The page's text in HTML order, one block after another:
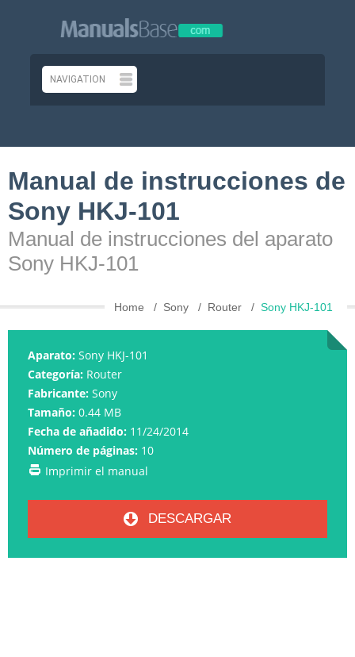
Manual de instrucciones de
Sony HKJ-101
Manual de instrucciones del aparato
Sony HKJ-101
Home Sony Router Sony HKJ-101
Aparato: Sony HKJ-101
Categoría: Router
Fabricante: Sony
Tamaño: 0.44 MB
Fecha de añadido: 11/24/2014
Número de páginas: 10
Imprimir el manual
DESCARGAR